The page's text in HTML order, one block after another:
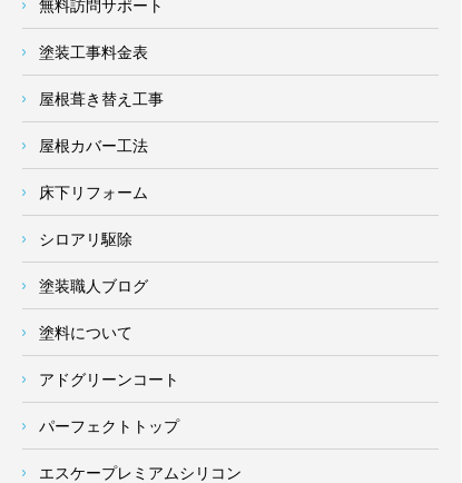
無料訪問サポート
塗装工事料金表
屋根葺き替え工事
屋根カバー工法
床下リフォーム
シロアリ駆除
塗装職人ブログ
塗料について
アドグリーンコート
パーフェクトトップ
エスケープレミアムシリコン